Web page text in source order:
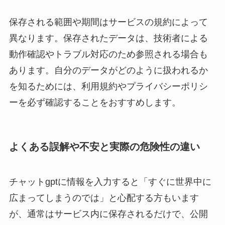
保存される範囲や期間はサービスの規約によって
異なります。保存されたデータは、技術者による
動作確認やトラブル対応のため参照される場合も
あります。自分のデータがどのように扱われるか
を知るためには、利用規約やプライバシーポリシ
ーを必ず確認することをおすすめします。
よくある誤解や不安と実際の危険性の違い
チャットgptに情報を入力すると「すぐに世界中に
広まってしまうのでは」と心配する方もいます
が、通常はサービス内に保存されるだけで、公開